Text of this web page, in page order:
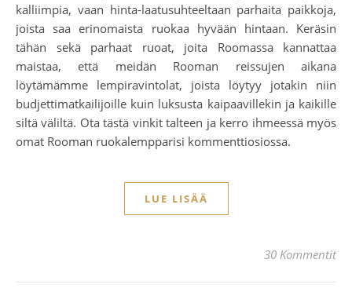
kalliimpia, vaan hinta-laatusuhteeltaan parhaita paikkoja,
joista saa erinomaista ruokaa hyvään hintaan. Keräsin
tähän sekä parhaat ruoat, joita Roomassa kannattaa
maistaa, että meidän Rooman reissujen aikana
löytämämme lempiravintolat, joista löytyy jotakin niin
budjettimatkailijoille kuin luksusta kaipaavillekin ja kaikille
siltä väliltä. Ota tästä vinkit talteen ja kerro ihmeessä myös
omat Rooman ruokalempparisi kommenttiosiossa.
LUE LISÄÄ
30 Kommentit